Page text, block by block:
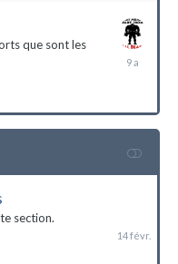
que sont les
section.